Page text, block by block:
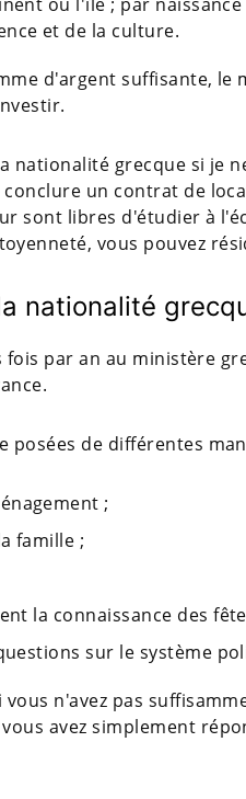
et de la culture.
d'argent suffisante, le
nationalité grecque si je
un contrat de
sont libres d'étudier à
vous pouvez
nationalité
fois par an au ministère
posées de différentes
;
famille ;
la connaissance des
sur le système
n'avez pas
avez simplement